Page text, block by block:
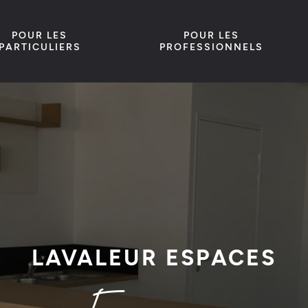
POUR LES
PARTICULIERS
POUR LES
PROFESSIONNELS
LAVALEUR ESPACES